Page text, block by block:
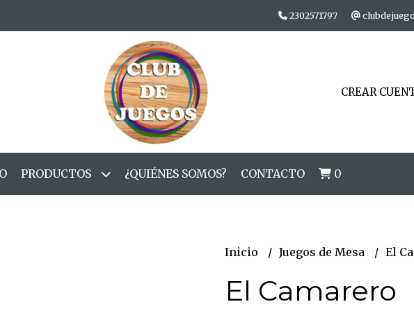
2302571797
CREAR
PRODUCTOS ¿QUIÉNES SOMOS? CONTACTO 0
Inicio Juegos de Mesa El
El Camarero